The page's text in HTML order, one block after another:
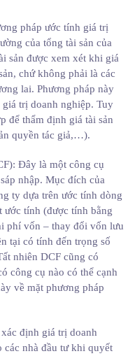
pháp ước tính giá trị
của tổng tài sản của
sản được xem xét khi giá
chứ không phải là các
lai. Phương pháp này
giá trị doanh nghiệp. Tuy
để thẩm định giá tài sản
quyền tác giả,…).
Đây là một công cụ
nhập. Mục đích của
ty dựa trên ước tính dòng
ước tính (được tính bằng
phí vốn – thay đổi vốn lưu
tại có tính đến trọng số
nhiên DCF cũng có
công cụ nào có thể cạnh
về mặt phương pháp
định giá trị doanh
các nhà đầu tư khi quyết